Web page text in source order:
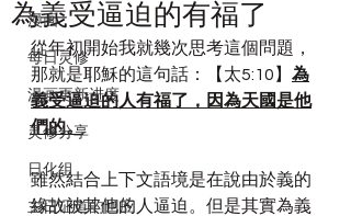
漫画
每日灵修
漫画更新进度
灵修分享
日化组
主日证道的回应
為義受逼迫的有福了
從年初開始我就幾次思考這個問題，
那就是耶穌的這句話：【太5:10】 為
義受逼迫的人有福了，因為天國是他
們的。
雖然結合上下文語境是在說由於義的
緣故被其他的人逼迫。但是其實為義